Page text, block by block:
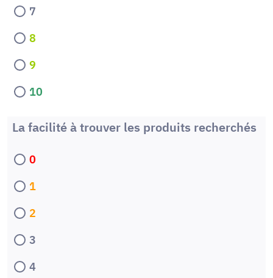
7
8
9
10
La facilité à trouver les produits recherchés
0
1
2
3
4